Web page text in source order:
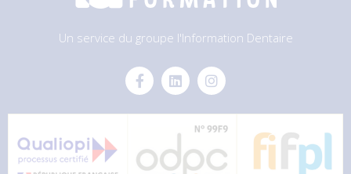
Un service du groupe l'Information Dentaire